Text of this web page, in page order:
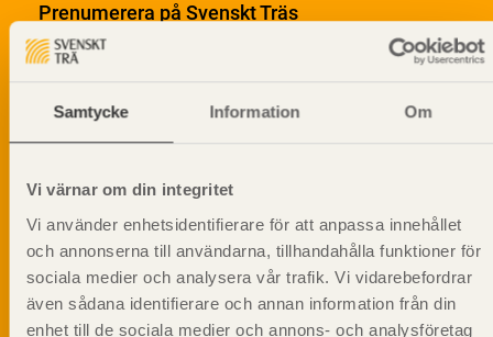
Samtycke Information Om
Vi värnar om din integritet
Vi använder enhetsidentifierare för att anpassa innehållet
och annonserna till användarna, tillhandahålla funktioner för
sociala medier och analysera vår trafik. Vi vidarebefordrar
även sådana identifierare och annan information från din
enhet till de sociala medier och annons- och analysföretag
Prenumerera på Svenskt Träs
informationsutskick!